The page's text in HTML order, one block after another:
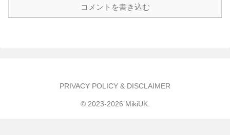
コメントを書き込む
PRIVACY POLICY & DISCLAIMER
© 2023-2026 MikiUK.